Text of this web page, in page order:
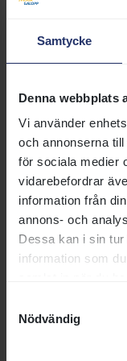
Samtycke
Denna webbplats
Vi använder
och annonserna
för sociala medier
vidarebefordrar
information från
annons- och
Dessa kan i sin
information som
Nödvändig
Doc
fyra respektive
med Doc Holliday
Maitre-
reglerade sina
upploppsrakan
finåka in i mål.
- Jag hade hur
canter, sade